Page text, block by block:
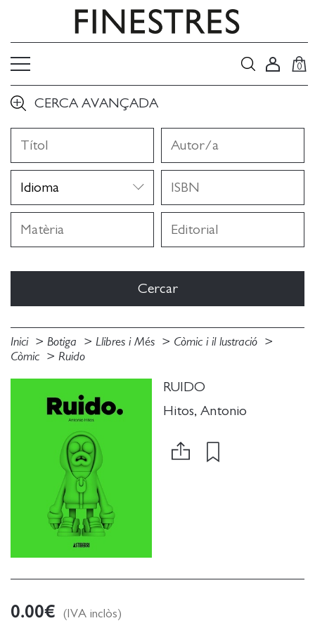
0
CERCA AVANÇADA
Inici Botiga Llibres i Més
Còmic i il lustració
Còmic
Ruido
RUIDO
Hitos, Antonio
0.00€ (IVA inclòs)